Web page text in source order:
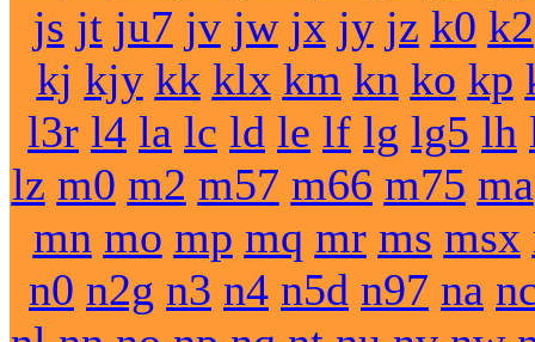
js jt ju7 jv jw jx jy jz k0 k2
kj kjy kk klx km kn ko kp
l3r l4 la lc ld le lf lg lg5 lh
lz m0 m2 m57 m66 m75 ma
mn mo mp mq mr ms msx
n0 n2g n3 n4 n5d n97 na